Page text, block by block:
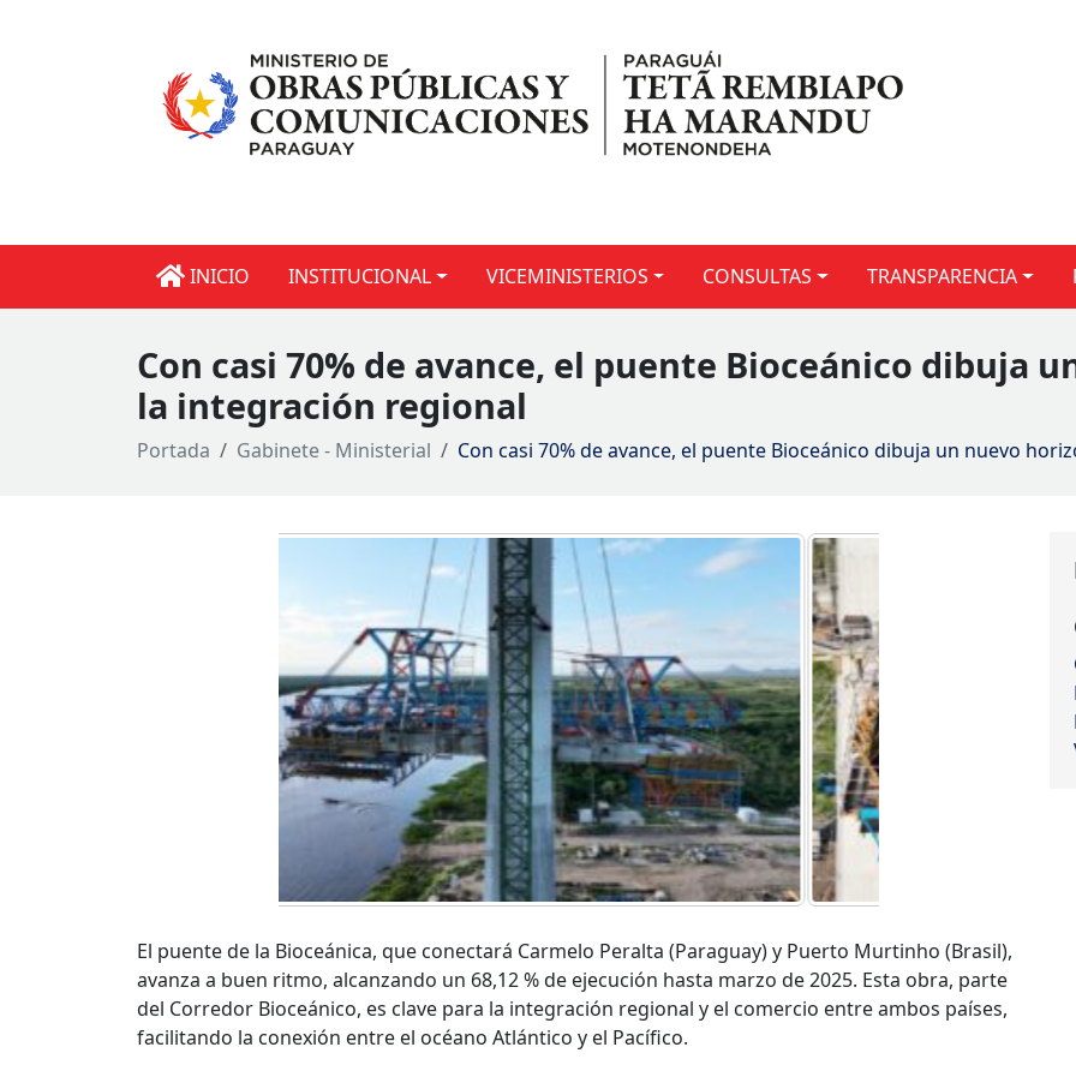
INICIO INSTITUCIONAL VICEMINISTERIOS CONSULTAS TRANSPARENCIA
Con casi 70% de avance, el puente Bioceánico dibuja
la integración regional
Portada Gabinete - Ministerial Con casi 70% de avance, el puente Bioceánico dibuja un nuevo
El puente de la Bioceánica, que conectará Carmelo Peralta (Paraguay) y Puerto Murtinho (Brasil),
avanza a buen ritmo, alcanzando un 68,12 % de ejecución hasta marzo de 2025. Esta obra, parte
del Corredor Bioceánico, es clave para la integración regional y el comercio entre ambos países,
facilitando la conexión entre el océano Atlántico y el Pacífico.